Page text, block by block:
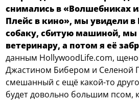
снимались в «Волшебниках
Плейс в кино», мы увидели в
собаку, сбитую машиной, мы
ветеринару, а потом я её
данным HollywoodLife.com,
Джастином Бибером и Селеной
смешанный с ещё какой-то
будет довольно большим псом,